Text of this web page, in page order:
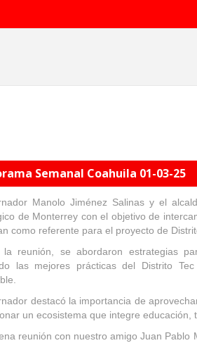
Semanal Coahuila 01-03-25
Manolo Jiménez Salinas y el
de Monterrey con el objetivo de
como referente para el proyecto de
la reunión, se abordaron estrategias
las mejores prácticas del Distrito
destacó la importancia de
un ecosistema que integre educación,
reunión con nuestro amigo Juan Pablo